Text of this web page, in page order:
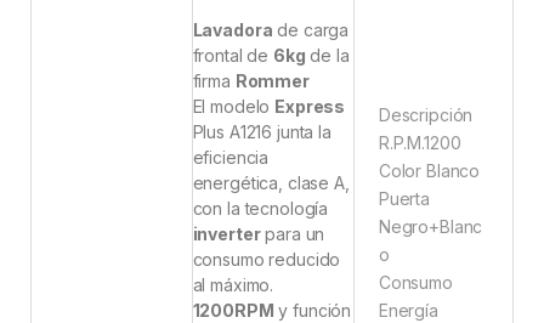
Lavadora de carga
frontal de 6kg de la
firma Rommer
El modelo Express
Plus A1216 junta la
eficiencia
energética, clase A,
con la tecnología
inverterpara un
consumo reducido
al máximo.
1200RPM y función
Descripción
R.P.M.1200
Color Blanco
Puerta
Negro+Blanc
o
Consumo
Energía